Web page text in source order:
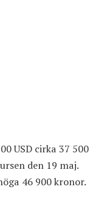
USD cirka 37 500
den 19 maj.
46 900 kronor.